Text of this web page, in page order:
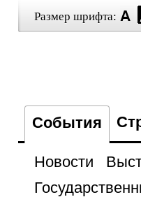
Размер шрифта:
События
Новости